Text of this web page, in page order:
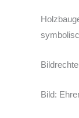
Bild: